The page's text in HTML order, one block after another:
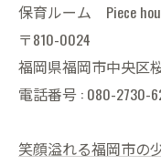
保育ルーム Piece
〒810-0024
福岡県福岡市中央区
電話番号 : 080-2730-
笑顔溢れる福岡市の